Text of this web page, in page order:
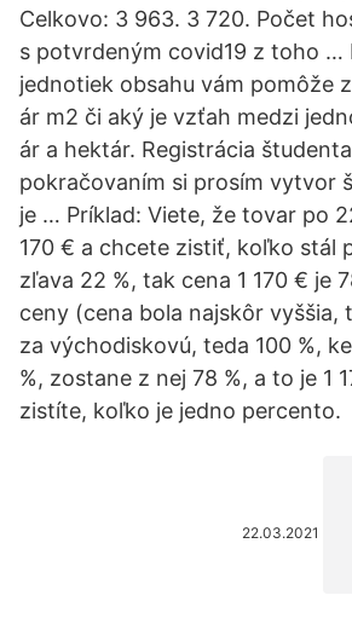
Celkovo: 3 963. 3 720. Počet
s potvrdeným covid19 z toho …
jednotiek obsahu vám pomôže
ár m2 či aký je vzťah medzi
ár a hektár. Registrácia
pokračovaním si prosím vytvor
je … Príklad: Viete, že tovar po
170 € a chcete zistiť, koľko stál
zľava 22 %, tak cena 1 170 € je
ceny (cena bola najskôr vyššia,
za východiskovú, teda 100 %,
%, zostane z nej 78 %, a to je 1
zistíte, koľko je jedno percento.
22.03.2021